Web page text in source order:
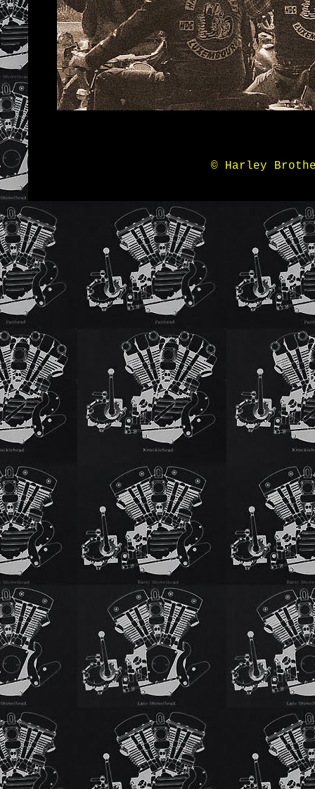
© Harley